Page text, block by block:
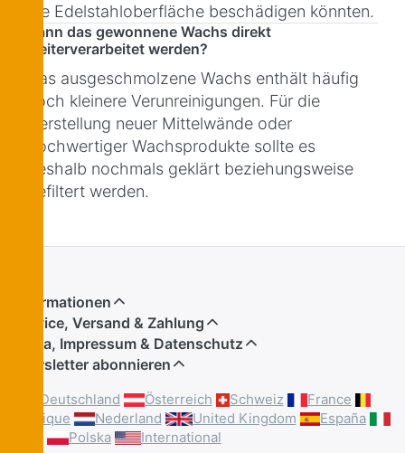
die Edelstahloberfläche beschädigen könnten.
Kann das gewonnene Wachs direkt
weiterverarbeitet werden?
Das ausgeschmolzene Wachs enthält häufig
noch kleinere Verunreinigungen. Für die
Herstellung neuer Mittelwände oder
hochwertiger Wachsprodukte sollte es
deshalb nochmals geklärt beziehungsweise
gefiltert werden.
Informationen
Service, Versand & Zahlung
Firma, Impressum & Datenschutz
Newsletter abonnieren
Deutschland Österreich Schweiz
France
Belgique
Nederland United Kingdom
España
Polska International